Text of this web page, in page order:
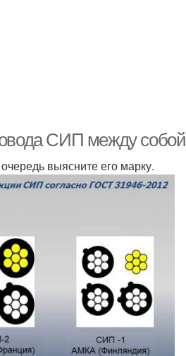
СИП между собой
выясните его марку.